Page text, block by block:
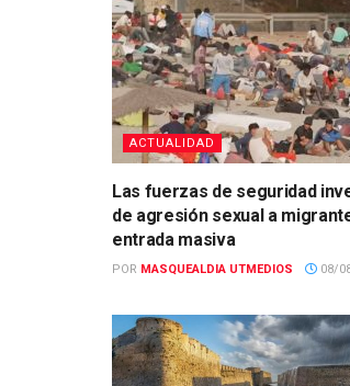
ACTUALIDAD
Las fuerzas de seguridad
de agresión sexual a
entrada masiva
POR MASQUEALDIA UTMEDIOS 08/